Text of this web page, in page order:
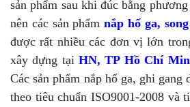
sản phẩm sau khi đúc bằng
nên các sản phẩmnắp hố ga,
được rất nhiều các đơn vị lớn
xây dựng tạiHN, TP Hồ Chí
Các sản phẩm nắp hố ga, ghi gang
theo tiêu chuẩn ISO9001-2008 và